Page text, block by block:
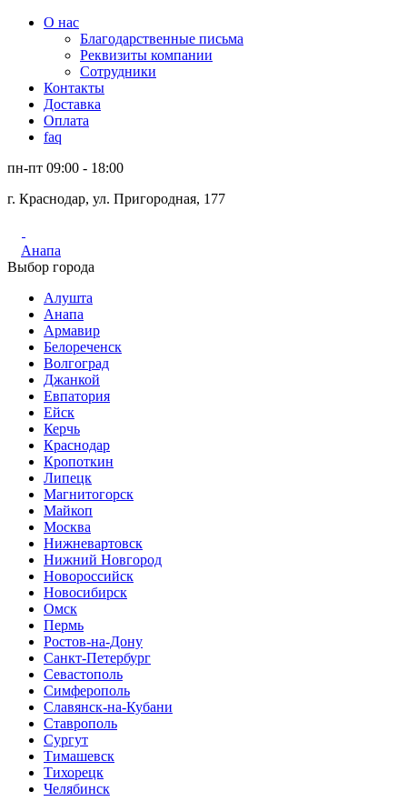
О нас
Благодарственные письма
Реквизиты компании
Сотрудники
Контакты
Доставка
Оплата
faq
пн-пт 09:00 - 18:00
г. Краснодар, ул. Пригородная, 177
Анапа
Выбор города
Алушта
Анапа
Армавир
Белореченск
Волгоград
Джанкой
Евпатория
Ейск
Керчь
Краснодар
Кропоткин
Липецк
Магнитогорск
Майкоп
Москва
Нижневартовск
Нижний Новгород
Новороссийск
Новосибирск
Омск
Пермь
Ростов-на-Дону
Санкт-Петербург
Севастополь
Симферополь
Славянск-на-Кубани
Ставрополь
Сургут
Тимашевск
Тихорецк
Челябинск